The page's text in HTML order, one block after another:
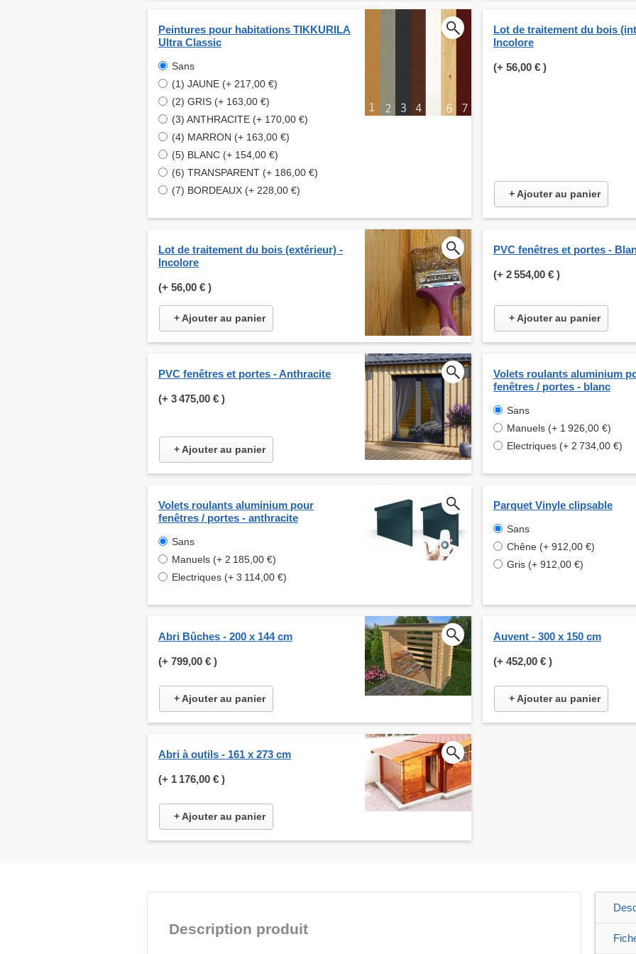
Peintures pour habitations TIKKURILA
Ultra Classic
Sans
(1) JAUNE (+ 217,00 €)
(2) GRIS (+ 163,00 €)
(3) ANTHRACITE (+ 170,00 €)
(4) MARRON (+ 163,00 €)
(5) BLANC (+ 154,00 €)
(6) TRANSPARENT (+ 186,00 €)
(7) BORDEAUX (+ 228,00 €)
Lot de traitement du bois
Incolore
(+ 56,00 € )
+ Ajouter au panier
Lot de traitement du bois (extérieur) -
Incolore
(+ 56,00 € )
+ Ajouter au panier
PVC fenêtres et portes -
(+ 2 554,00 € )
+ Ajouter au panier
PVC fenêtres et portes - Anthracite
(+ 3 475,00 € )
+ Ajouter au panier
Volets roulants aluminium
fenêtres / portes - blanc
Sans
Manuels (+ 1 926,00 €)
Electriques (+ 2 734,00 €)
Volets roulants aluminium pour
fenêtres / portes - anthracite
Sans
Manuels (+ 2 185,00 €)
Electriques (+ 3 114,00 €)
Parquet Vinyle clipsable
Sans
Chêne (+ 912,00 €)
Gris (+ 912,00 €)
Abri Bûches - 200 x 144 cm
(+ 799,00 € )
+ Ajouter au panier
Auvent - 300 x 150 cm
(+ 452,00 € )
+ Ajouter au panier
Abri à outils - 161 x 273 cm
(+ 1 176,00 € )
+ Ajouter au panier
Description produit